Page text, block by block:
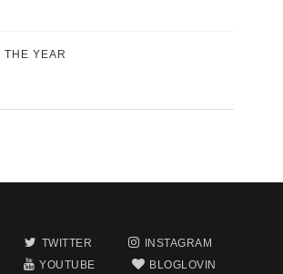
THE YEAR
TWITTER
INSTAGRAM
YOUTUBE BLOGLOVIN